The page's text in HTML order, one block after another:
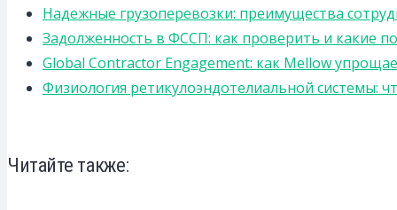
Надежные грузоперевозки: преимущества
Задолженность в ФССП: как проверить и какие
Global Contractor Engagement: как Mellow
Физиология ретикулоэндотелиальной системы:
Читайте также: